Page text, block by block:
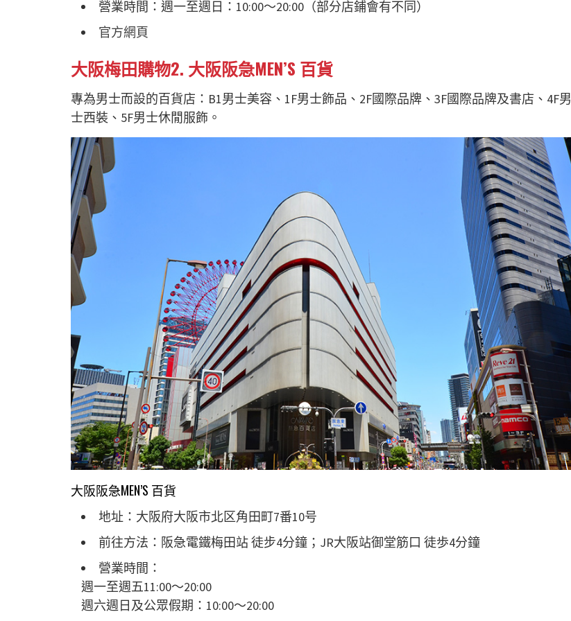
營業時間：週一至週日：10:00～20:00（部分店鋪會有不同）
官方網頁
大阪梅田購物2. 大阪阪急MEN’S 百貨
專為男士而設的百貨店：B1男士美容、1F男士飾品、2F國際品牌、3F國際品牌及書店、4F男
士西裝、5F男士休閒服飾。
大阪阪急MEN’S 百貨
地址：大阪府大阪市北区角田町7番10号
前往方法：阪急電鐵梅田站 徒步4分鐘；JR大阪站御堂筋口 徒歩4分鐘
營業時間：
週一至週五11:00～20:00
週六週日及公眾假期：10:00～20:00